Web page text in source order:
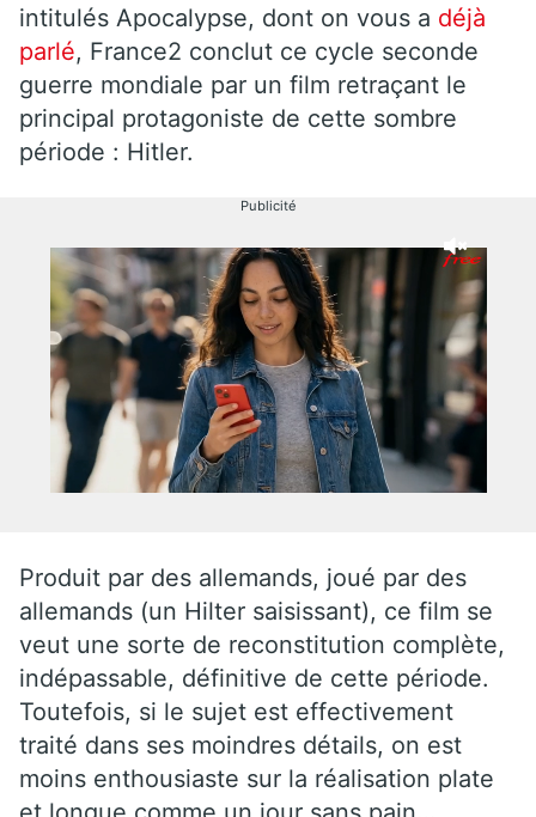
intitulés Apocalypse, dont on vous a déjà
parlé, France2 conclut ce cycle seconde
guerre mondiale par un film retraçant le
principal protagoniste de cette sombre
période : Hitler.
Publicité
Produit par des allemands, joué par des
allemands (un Hilter saisissant), ce film se
veut une sorte de reconstitution complète,
indépassable, définitive de cette période.
Toutefois, si le sujet est effectivement
traité dans ses moindres détails, on est
moins enthousiaste sur la réalisation plate